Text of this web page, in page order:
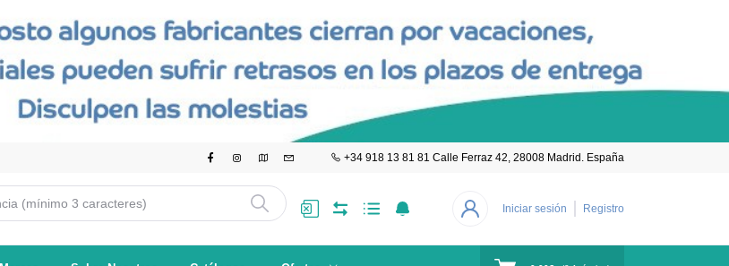
+34 918 13 81 81 Calle Ferraz 42, 28008 Madrid. España
Iniciar sesión Registro